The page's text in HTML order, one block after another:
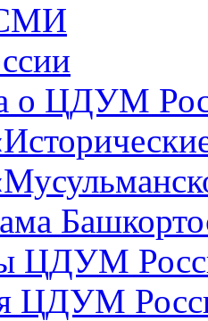
о ЦДУМ
ЦДУМ
ЦДУМ